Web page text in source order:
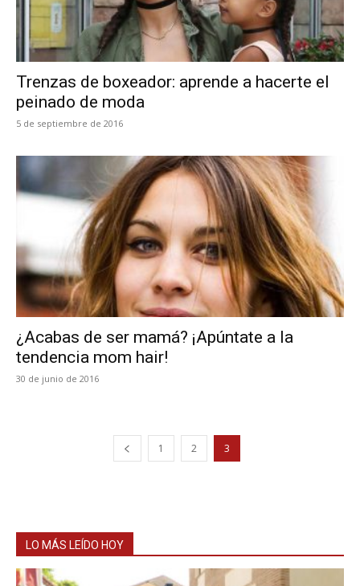
Trenzas de boxeador: aprende a hacerte el
peinado de moda
5 de septiembre de 2016
¿Acabas de ser mamá? ¡Apúntate a la
tendencia mom hair!
30 de junio de 2016
1 2 3
LO MÁS LEÍDO HOY